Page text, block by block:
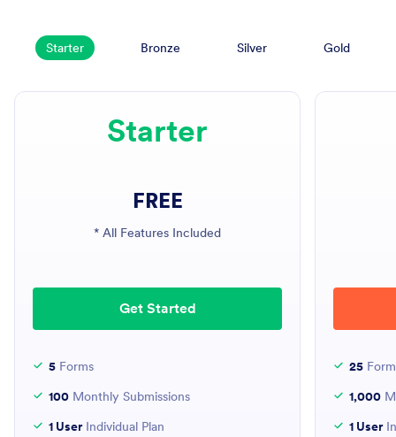
Starter Bronze Silver Gold
Starter
FREE
* All Features Included
Get Started
5 Forms
100 Monthly Submissions
1 UserIndividual Plan
25
1,000
1 User